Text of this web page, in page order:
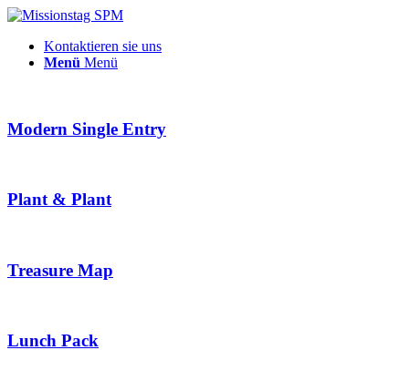
Kontaktieren sie uns
Menü Menü
Modern Single Entry
Plant & Plant
Treasure Map
Lunch Pack